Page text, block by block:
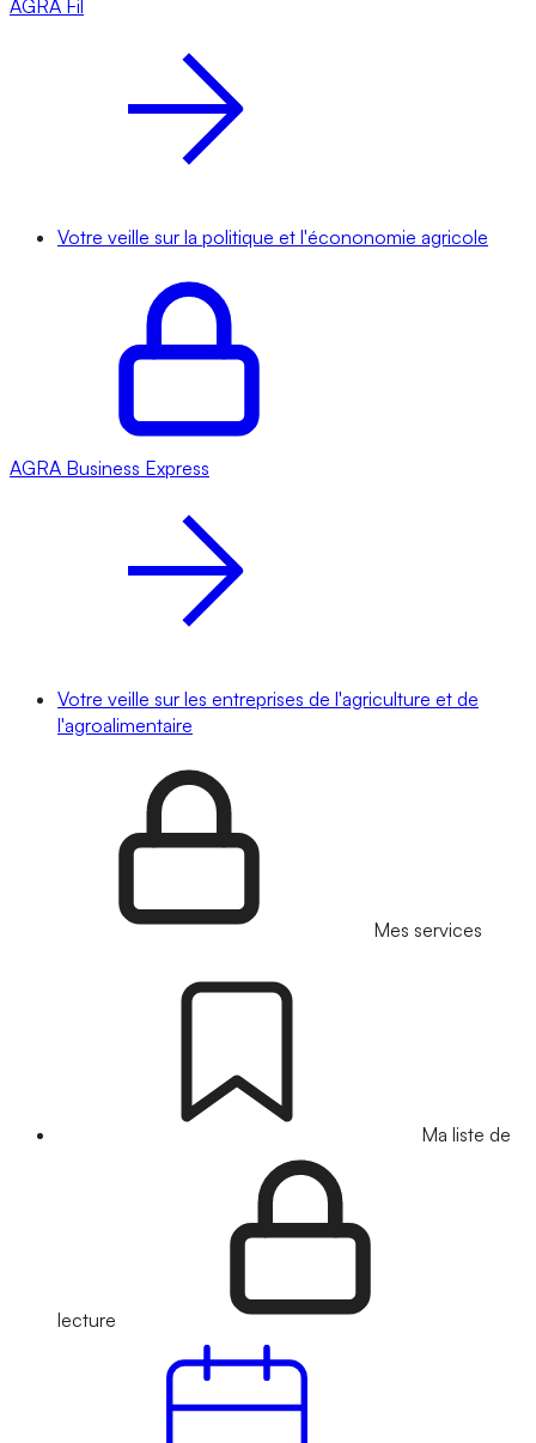
AGRA Fil
Votre veille sur la politique et l'écononomie agricole
AGRA Business Express
Votre veille sur les entreprises de l'agriculture et de
l'agroalimentaire
Mes services
Ma liste de
lecture